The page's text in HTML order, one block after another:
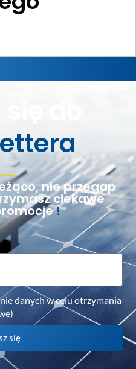
do
nie przegap
ciekawe
!
danych w celu otrzymania
się